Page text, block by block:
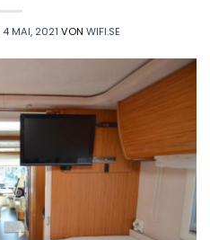
4 MAI, 2021 VON WIFI.SE